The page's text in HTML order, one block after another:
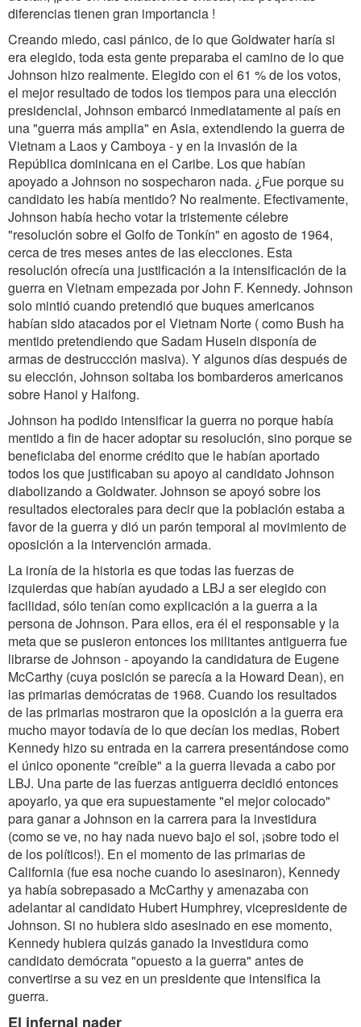
diferencias tienen gran importancia !
Creando miedo, casi pánico, de lo que Goldwater haría si
era elegido, toda esta gente preparaba el camino de lo que
Johnson hizo realmente. Elegido con el 61 % de los votos,
el mejor resultado de todos los tiempos para una elección
presidencial, Johnson embarcó inmediatamente al país en
una "guerra más amplia" en Asia, extendiendo la guerra de
Vietnam a Laos y Camboya - y en la invasión de la
República dominicana en el Caribe. Los que habían
apoyado a Johnson no sospecharon nada. ¿Fue porque su
candidato les había mentido? No realmente. Efectivamente,
Johnson había hecho votar la tristemente célebre
"resolución sobre el Golfo de Tonkín" en agosto de 1964,
cerca de tres meses antes de las elecciones. Esta
resolución ofrecía una justificación a la intensificación de la
guerra en Vietnam empezada por John F. Kennedy. Johnson
solo mintió cuando pretendió que buques americanos
habían sido atacados por el Vietnam Norte ( como Bush ha
mentido pretendiendo que Sadam Husein disponía de
armas de destruccción masiva). Y algunos días después de
su elección, Johnson soltaba los bombarderos americanos
sobre Hanoi y Haifong.
Johnson ha podido intensificar la guerra no porque había
mentido a fin de hacer adoptar su resolución, sino porque se
beneficiaba del enorme crédito que le habían aportado
todos los que justificaban su apoyo al candidato Johnson
diabolizando a Goldwater. Johnson se apoyó sobre los
resultados electorales para decir que la población estaba a
favor de la guerra y dió un parón temporal al movimiento de
oposición a la intervención armada.
La ironía de la historia es que todas las fuerzas de
izquierdas que habían ayudado a LBJ a ser elegido con
facilidad, sólo tenían como explicación a la guerra a la
persona de Johnson. Para ellos, era él el responsable y la
meta que se pusieron entonces los militantes antiguerra fue
librarse de Johnson - apoyando la candidatura de Eugene
McCarthy (cuya posición se parecía a la Howard Dean), en
las primarias demócratas de 1968. Cuando los resultados
de las primarias mostraron que la oposición a la guerra era
mucho mayor todavía de lo que decían los medias, Robert
Kennedy hizo su entrada en la carrera presentándose como
el único oponente "creíble" a la guerra llevada a cabo por
LBJ. Una parte de las fuerzas antiguerra decidió entonces
apoyarlo, ya que era supuestamente "el mejor colocado"
para ganar a Johnson en la carrera para la investidura
(como se ve, no hay nada nuevo bajo el sol, ¡sobre todo el
de los políticos!). En el momento de las primarias de
California (fue esa noche cuando lo asesinaron), Kennedy
ya había sobrepasado a McCarthy y amenazaba con
adelantar al candidato Hubert Humphrey, vicepresidente de
Johnson. Si no hubiera sido asesinado en ese momento,
Kennedy hubiera quizás ganado la investidura como
candidato demócrata "opuesto a la guerra" antes de
convertirse a su vez en un presidente que intensifica la
guerra.
El infernal nader